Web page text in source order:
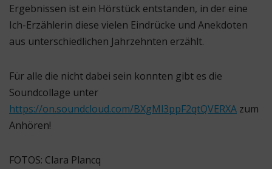
Ergebnissen ist ein Hörstück entstanden, in der eine
Ich-Erzählerin diese vielen Eindrücke und Anekdoten
aus unterschiedlichen Jahrzehnten erzählt.
Für alle die nicht dabei sein konnten gibt es die
Soundcollage unter
https://on.soundcloud.com/BXgMl3ppF2qtQVERXA zum
Anhören!
FOTOS: Clara Plancq